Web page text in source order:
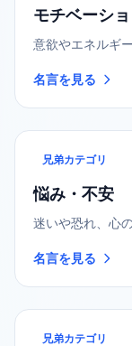
モチベーシ
意欲やエネルギ
名言を見る
兄弟カテゴリ
悩み・不安
迷いや恐れ、心
名言を見る
兄弟カテゴリ